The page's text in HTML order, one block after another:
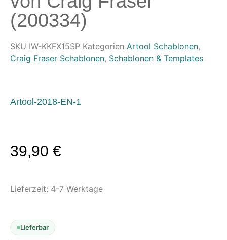
Untergründe & Papier
Oberflächenvorbereitung &
Bearbeitung
Spachtelmasse & Sprühspachtel
Oberflächenreiniger
Airbrush-Reiniger
Zubehör & Ausstattung
(200334)
SKU IW-KKFX15SP Kategorien Artool Schablonen,
Craig Fraser Schablonen, Schablonen & Templates
Artool-2018-EN-1
39,90 €
Lieferzeit: 4-7 Werktage
Lieferbar